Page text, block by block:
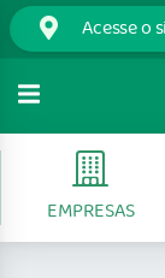
EMPRESAS